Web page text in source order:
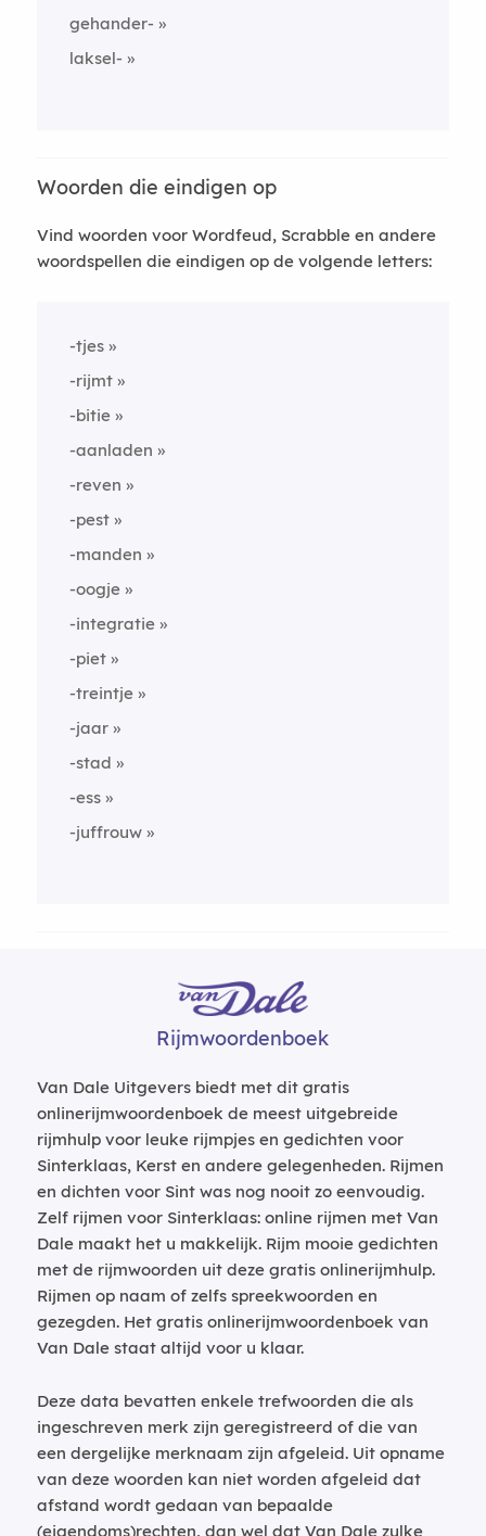
gehander-
laksel-
Woorden die eindigen op
Vind woorden voor Wordfeud, Scrabble en andere
woordspellen die eindigen op de volgende letters:
-tjes
-rijmt
-bitie
-aanladen
-reven
-pest
-manden
-oogje
-integratie
-piet
-treintje
-jaar
-stad
-ess
-juffrouw
Rijmwoordenboek
Van Dale Uitgevers biedt met dit gratis
onlinerijmwoordenboek de meest uitgebreide
rijmhulp voor leuke rijmpjes en gedichten voor
Sinterklaas, Kerst en andere gelegenheden. Rijmen
en dichten voor Sint was nog nooit zo eenvoudig.
Zelf rijmen voor Sinterklaas: online rijmen met Van
Dale maakt het u makkelijk. Rijm mooie gedichten
met de rijmwoorden uit deze gratis onlinerijmhulp.
Rijmen op naam of zelfs spreekwoorden en
gezegden. Het gratis onlinerijmwoordenboek van
Van Dale staat altijd voor u klaar.
Deze data bevatten enkele trefwoorden die als
ingeschreven merk zijn geregistreerd of die van
een dergelijke merknaam zijn afgeleid. Uit opname
van deze woorden kan niet worden afgeleid dat
afstand wordt gedaan van bepaalde
(eigendoms)rechten, dan wel dat Van Dale zulke